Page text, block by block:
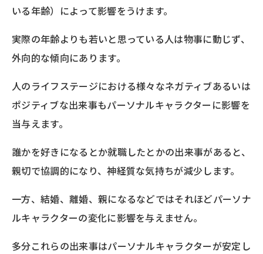
いる年齢）によって影響をうけます。
実際の年齢よりも若いと思っている人は物事に動じず、
外向的な傾向にあります。
人のライフステージにおける様々なネガティブあるいは
ポジティブな出来事もパーソナルキャラクターに影響を
当与えます。
誰かを好きになるとか就職したとかの出来事があると、
親切で協調的になり、神経質な気持ちが減少します。
一方、結婚、離婚、親になるなどではそれほどパーソナ
ルキャラクターの変化に影響を与えません。
多分これらの出来事はパーソナルキャラクターが安定し